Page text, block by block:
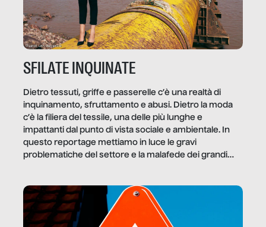
SFILATE INQUINATE
Dietro tessuti, griffe e passerelle c’è una realtà di
inquinamento, sfruttamento e abusi. Dietro la moda
c’è la filiera del tessile, una delle più lunghe e
impattanti dal punto di vista sociale e ambientale. In
questo reportage mettiamo in luce le gravi
problematiche del settore e la malafede dei grandi